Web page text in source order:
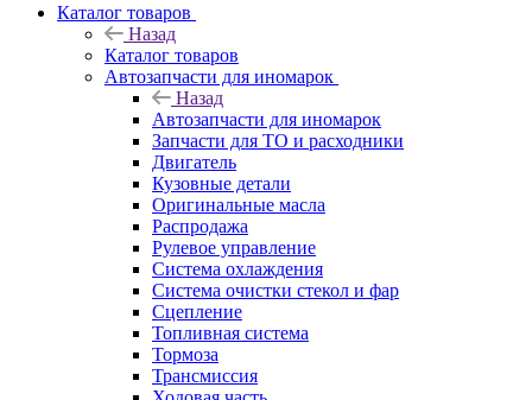
Каталог товаров
Назад
Каталог товаров
Автозапчасти для иномарок
Назад
Автозапчасти для иномарок
Запчасти для ТО и расходники
Двигатель
Кузовные детали
Оригинальные масла
Распродажа
Рулевое управление
Система охлаждения
Система очистки стекол и фар
Сцепление
Топливная система
Тормоза
Трансмиссия